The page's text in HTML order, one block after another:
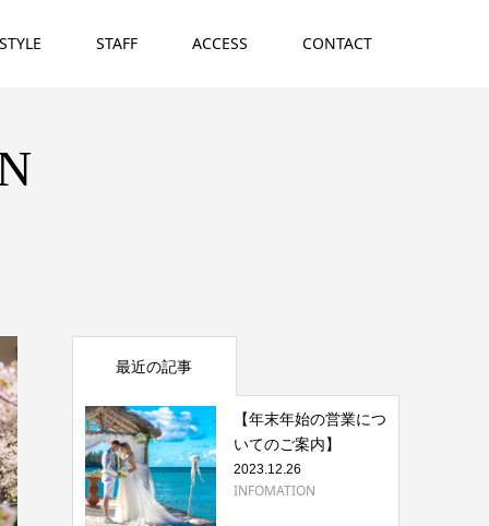
STAFF ACCESS CONTACT
最近の記事
【年末年始の営業につ
いてのご案内】
2023.12.26
INFOMATION